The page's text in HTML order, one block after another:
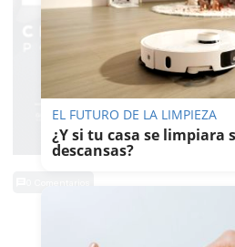
TE PUEDE
EL FUTURO DE LA LIMPIEZA
¿Y si tu casa se limpiara
descansas?